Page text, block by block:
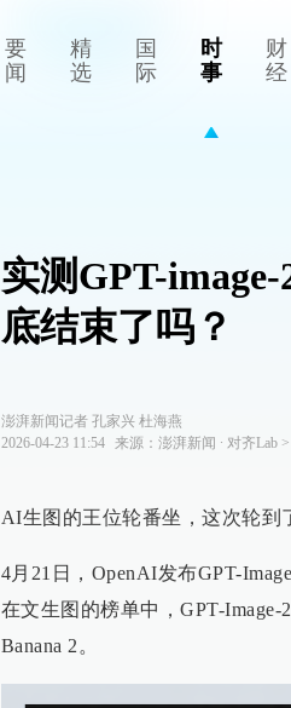
要
闻
精
选
国
际
时
事
财
经
实测GPT-
底结束了吗？
澎湃新闻记者 孔家兴 杜海燕
2026-04-23 11:54
来源： 澎湃新闻 ∙ 对齐Lab>
AI生图的王位轮番坐，这次轮到
4月21日，OpenAI发布GPT-
在文生图的榜单中，GPT-
Banana 2。